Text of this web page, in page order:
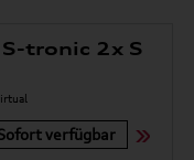
tronic 2x S
verfügbar